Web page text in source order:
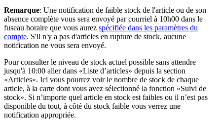
Remarque: Une notification de faible stock de l'article ou de son
absence complète vous sera envoyé par courriel à 10h00 dans le
fuseau horaire que vous aurez spécifiée dans les paramètres du
compte. S'il n'y a pas d'articles en rupture de stock, aucune
notification ne vous sera envoyé.
Pour consulter le niveau de stock actuel possible sans attendre
jusqu'à 10:00 aller dans «Liste d’articles» depuis la section
«Articles». Ici vous pourrez voir le nombre de stock de chaque
article, à la carte dont vous avez sélectionné la fonction «Suivi de
stock». Si n’importe quel article en stock est faibles ou il n’est pas
disponible du tout, à côté du stock faible vous verrez une
notification appropriée.